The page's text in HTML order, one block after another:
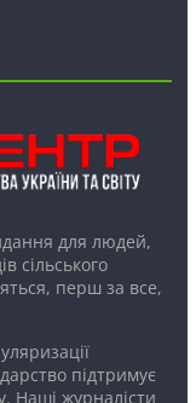
для людей,
сільського
перш за все,
підтримує
Наші журналісти